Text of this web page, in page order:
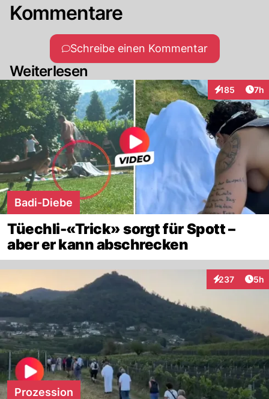
Kommentare
Schreibe einen Kommentar
Weiterlesen
185
Interaktionen
7h
Badi-Diebe
Tüechli-«Trick» sorgt für Spott –
aber er kann abschrecken
237
Interaktionen
5h
Prozession